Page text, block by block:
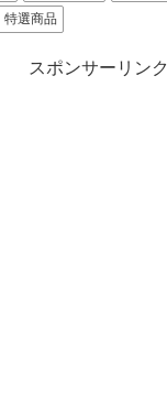
特選商品
スポンサーリンク